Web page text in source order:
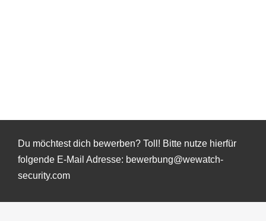
Du möchtest dich bewerben? Toll! Bitte nutze hierfür
folgende E-Mail Adresse: bewerbung@wewatch-
security.com